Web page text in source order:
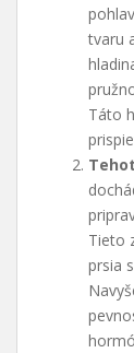
tvaru
Táto
Tieto
prsia